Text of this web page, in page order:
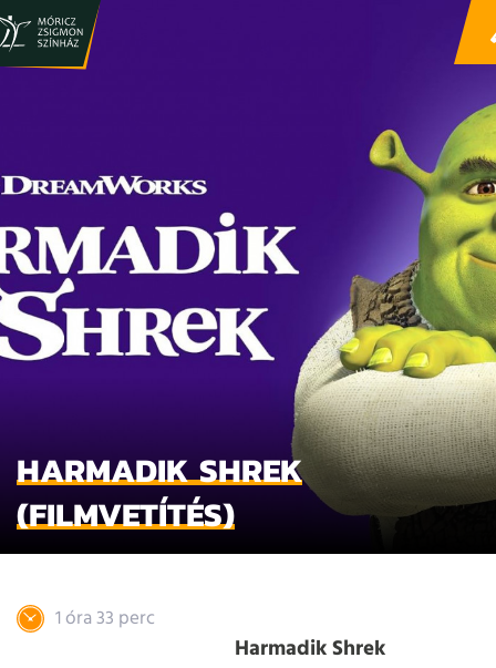
HARMADIK SHREK
(FILMVETÍTÉS)
1 óra 33 perc
Harmadik Shrek